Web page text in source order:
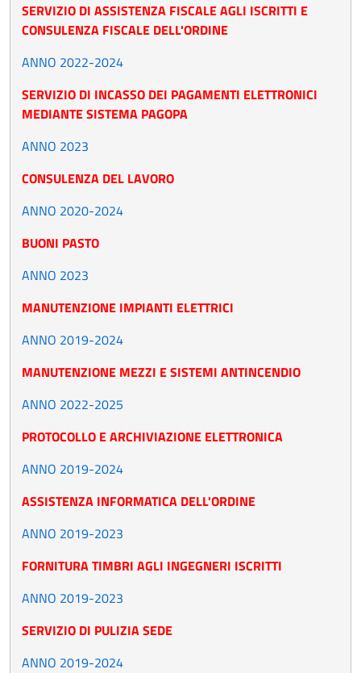
SERVIZIO DI ASSISTENZA FISCALE AGLI ISCRITTI E
CONSULENZA FISCALE DELL'ORDINE
ANNO 2022-2024
SERVIZIO DI INCASSO DEI PAGAMENTI ELETTRONICI
MEDIANTE SISTEMA PAGOPA
ANNO 2023
CONSULENZA DEL LAVORO
ANNO 2020-2024
BUONI PASTO
ANNO 2023
MANUTENZIONE IMPIANTI ELETTRICI
ANNO 2019-2024
MANUTENZIONE MEZZI E SISTEMI ANTINCENDIO
ANNO 2022-2025
PROTOCOLLO E ARCHIVIAZIONE ELETTRONICA
ANNO 2019-2024
ASSISTENZA INFORMATICA DELL'ORDINE
ANNO 2019-2023
FORNITURA TIMBRI AGLI INGEGNERI ISCRITTI
ANNO 2019-2023
SERVIZIO DI PULIZIA SEDE
ANNO 2019-2024